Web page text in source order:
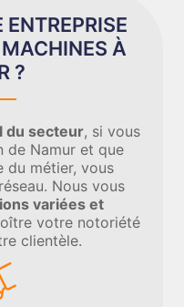
À
?
du secteur, si vous
de Namur et que
du métier, vous
Nous vous
variées et
votre notoriété
clientèle.